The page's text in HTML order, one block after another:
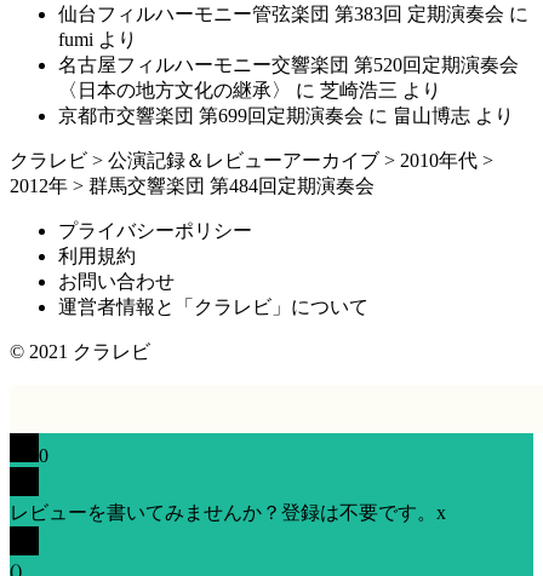
仙台フィルハーモニー管弦楽団 第383回 定期演奏会 に
fumi より
名古屋フィルハーモニー交響楽団 第520回定期演奏会
〈日本の地方文化の継承〉
に 芝崎浩三 より
京都市交響楽団 第699回定期演奏会 に 畠山博志 より
クラレビ > 公演記録＆レビューアーカイブ > 2010年代 >
2012年 > 群馬交響楽団 第484回定期演奏会
プライバシーポリシー
利用規約
お問い合わせ
運営者情報と「クラレビ」について
© 2021 クラレビ
0
レビューを書いてみませんか？登録は不要です。 x
()